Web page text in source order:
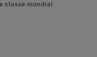
classe mundial